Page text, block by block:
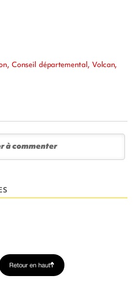
Conseil départemental, Volcan,
Retour en haut